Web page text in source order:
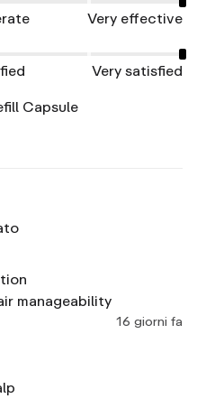
Very effective
Very satisfied
Capsule
manageability
16 giorni fa